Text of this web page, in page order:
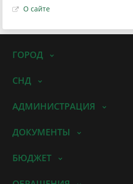
О сайте
ГОРОД
СНД
АДМИНИСТРАЦИЯ
ДОКУМЕНТЫ
БЮДЖЕТ